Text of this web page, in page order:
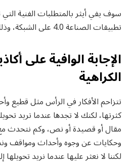
سوف يفي أيثر بالمتطلبات الفنية
تطبيقات الصناعة 4.0 على الشبكة، وذلك لأنه يوفر الآتي.
الإجابة الوافية على
الكراهية
تتزاحم الأفكار في الرأس مثل قطيع
كثرتها، لكنك لا تجدها عندما تريد
مقال أو قصيدة أو نص، وكم نتحدث
وحكايات عن وجوه وأحداث ومواقف
لكننا لا نعثر عليها عندما نريد